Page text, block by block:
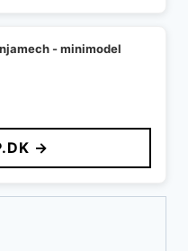
- minimodel
→